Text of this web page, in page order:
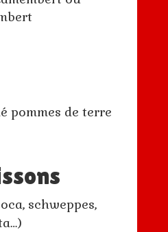
pommes de terre
schweppes,